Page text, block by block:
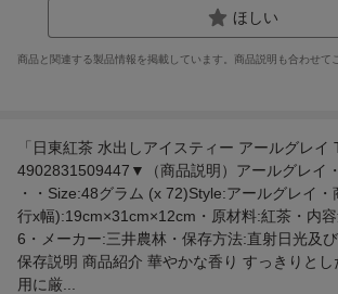
ほしい
商品と関連する製品情報を掲載しています。商品説明も合わせて
「日東紅茶 水出しアイスティー アールグレ
4902831509447▼（商品説明）アールグレイ
・・Size:48グラム (x 72)Style:アールグレイ
行x幅):19cm×31cm×12cm・原材料:紅茶・内
6・メーカー:三井農林・保存方法:直射日光及
保存説明 商品紹介 華やかな香り すっきりとし
用に厳...